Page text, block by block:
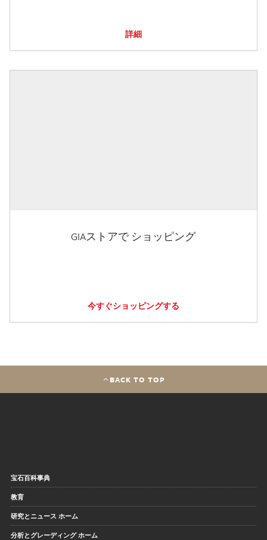
詳細
GIAストアで ショッピング
今すぐショッピングする
BACK TO TOP
宝石百科事典
教育
研究とニュース ホーム
分析とグレーディング ホーム